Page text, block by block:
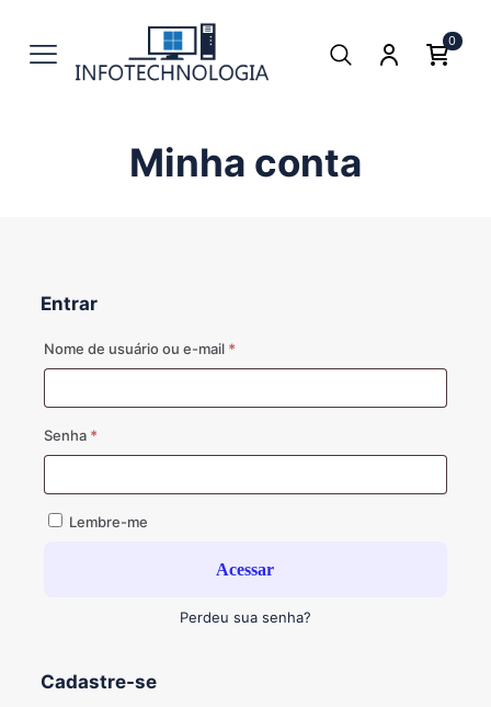
0
Minha conta
Entrar
Nome de usuário ou e-mail *Obrigatório
Senha *Obrigatório
Lembre-me
Acessar
Perdeu sua senha?
Cadastre-se